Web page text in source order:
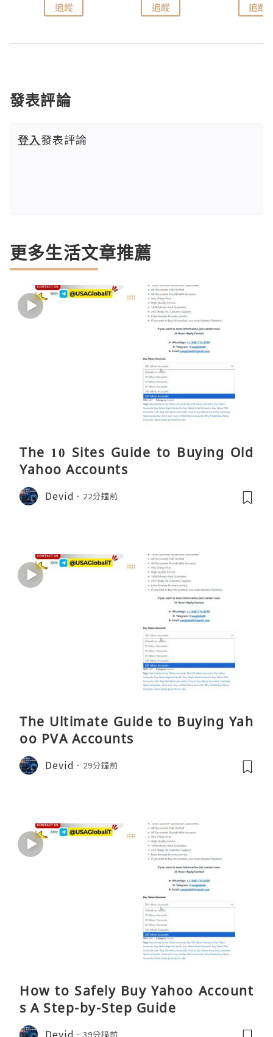
追蹤 追蹤 追蹤
發表評論
登入發表評論
更多生活文章推薦
The 10 Sites Guide to Buying Old
Yahoo Accounts
Devid 22分鐘前
The Ultimate Guide to Buying Yah
oo PVA Accounts
Devid 29分鐘前
How to Safely Buy Yahoo Account
s A Step-by-Step Guide
39分鐘前